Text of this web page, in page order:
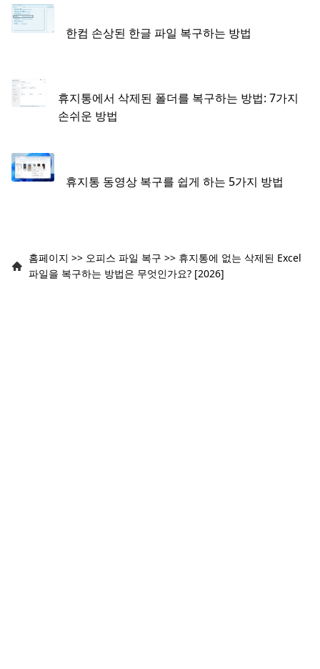
한컴 손상된 한글 파일 복구하는 방법
휴지통에서 삭제된 폴더를 복구하는 방법: 7가지
손쉬운 방법
휴지통 동영상 복구를 쉽게 하는 5가지 방법
홈페이지 >> 오피스 파일 복구 >> 휴지통에 없는 삭제된 Excel
파일을 복구하는 방법은 무엇인가요? [2026]